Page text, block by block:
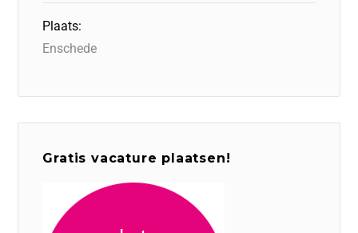
Plaats:
Enschede
Gratis vacature plaatsen!